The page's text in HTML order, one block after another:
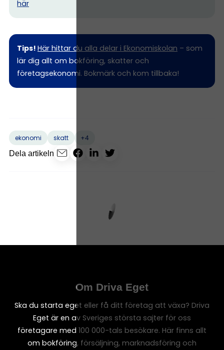
här
Tips! Här hittar du alla delar i Ekonomiskolan – som
lär dig allt om bokföring, skatter och
företagsekonomi. Bokmärk och kom tillbaka!
ekonomi skatt
+4
Dela artikeln
Om Driva Eget
Ska du starta eget eller få ditt företag att växa? Driva
Eget är en av Sveriges största sajter för oss
företagare med 100 000-tals besökare. Här finns allt
om bokföring, försäljning, marknadsföring och